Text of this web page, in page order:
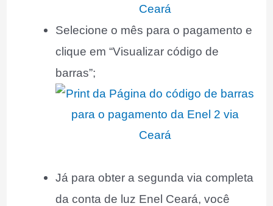
Selecione o mês para o pagamento e
clique em “Visualizar código de
barras”;
Já para obter a segunda via completa
da conta de luz Enel Ceará, você